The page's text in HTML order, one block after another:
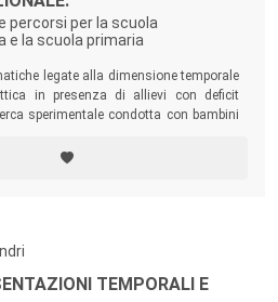
percorsi per la scuola
e la scuola primaria
legate alla dimensione temporale
in presenza di allievi con deficit
sperimentale condotta con bambini
“si imbattono di continuo nei
dalla scarsa comprensione del tempo
TEMPORALI E